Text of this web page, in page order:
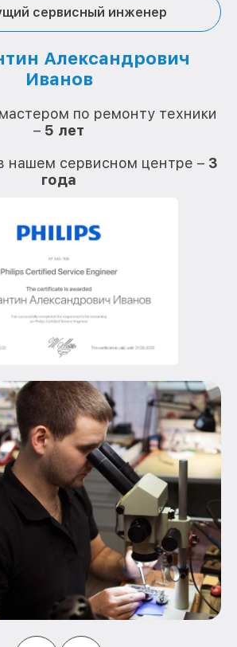
сервисный инженер
Александрович
Иванов
по ремонту техники
– 5 лет
нашем сервисном центре – 3
года